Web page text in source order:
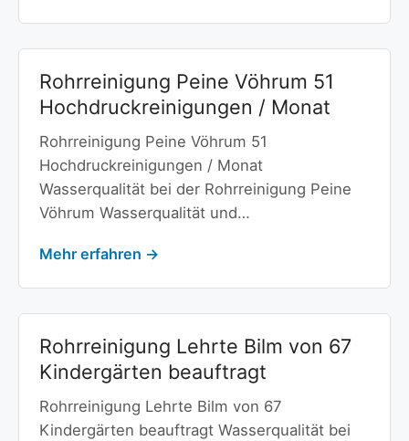
Rohrreinigung Peine Vöhrum 51
Hochdruckreinigungen / Monat
Rohrreinigung Peine Vöhrum 51
Hochdruckreinigungen / Monat
Wasserqualität bei der Rohrreinigung Peine
Vöhrum Wasserqualität und…
Mehr erfahren →
Rohrreinigung Lehrte Bilm von 67
Kindergärten beauftragt
Rohrreinigung Lehrte Bilm von 67
Kindergärten beauftragt Wasserqualität bei